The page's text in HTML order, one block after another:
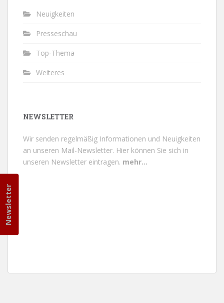
Neuigkeiten
Presseschau
Top-Thema
Weiteres
NEWSLETTER
Newsletter
Wir senden regelmäßig Informationen und Neuigkeiten
an unseren Mail-Newsletter. Hier können Sie sich in
unseren Newsletter eintragen. mehr...